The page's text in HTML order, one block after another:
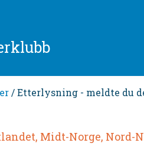
/ Etterlysning - meldte du
Midt-Norge, Nord-